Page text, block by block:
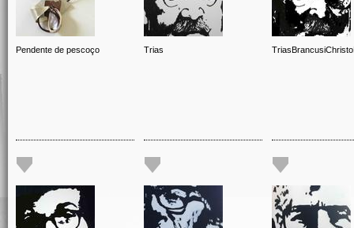
Pendente de pescoço Trias